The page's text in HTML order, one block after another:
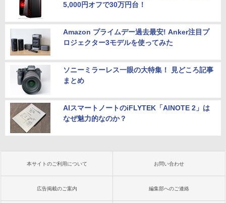
5,000円オフで30万円台！
Amazon プライムデー過去最安! Anker注目プ
ロジェクター3モデルを使ってみた
ソニーミラーレス一眼の大特集！ 見どころ記事
まとめ
AIスマートノートのiFLYTEK「AINOTE 2」は
なぜ魅力的なのか？
本サイトのご利用について お問い合わせ
広告掲載のご案内 編集部へのご連絡